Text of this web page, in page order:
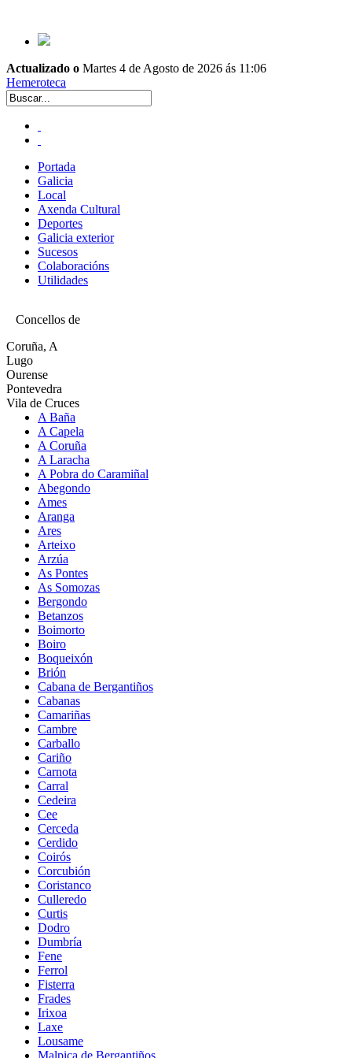
Actualizado o Martes 4 de Agosto de 2026 ás 11:06
Hemeroteca
Portada
Galicia
Local
Axenda Cultural
Deportes
Galicia exterior
Sucesos
Colaboracións
Utilidades
Concellos de
Coruña, A
Lugo
Ourense
Pontevedra
Vila de Cruces
A Baña
A Capela
A Coruña
A Laracha
A Pobra do Caramiñal
Abegondo
Ames
Aranga
Ares
Arteixo
Arzúa
As Pontes
As Somozas
Bergondo
Betanzos
Boimorto
Boiro
Boqueixón
Brión
Cabana de Bergantiños
Cabanas
Camariñas
Cambre
Carballo
Cariño
Carnota
Carral
Cedeira
Cee
Cerceda
Cerdido
Coirós
Corcubión
Coristanco
Culleredo
Curtis
Dodro
Dumbría
Fene
Ferrol
Fisterra
Frades
Irixoa
Laxe
Lousame
Malpica de Bergantiños